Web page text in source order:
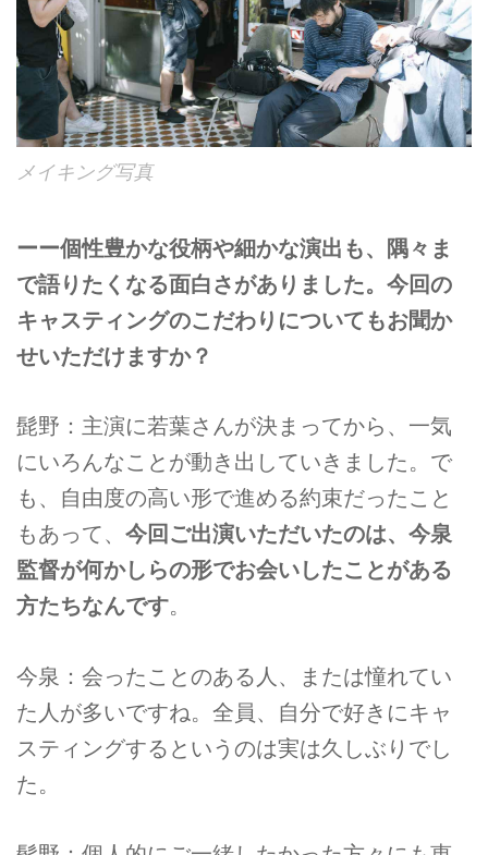
メイキング写真
ーー個性豊かな役柄や細かな演出も、隅々ま
で語りたくなる面白さがありました。今回の
キャスティングのこだわりについてもお聞か
せいただけますか？
髭野：主演に若葉さんが決まってから、一気
にいろんなことが動き出していきました。で
も、自由度の高い形で進める約束だったこと
もあって、 今回ご出演いただいたのは、今泉
監督が何かしらの形でお会いしたことがある
方たちなんです。
今泉：会ったことのある人、または憧れてい
た人が多いですね。全員、自分で好きにキャ
スティングするというのは実は久しぶりでし
た。